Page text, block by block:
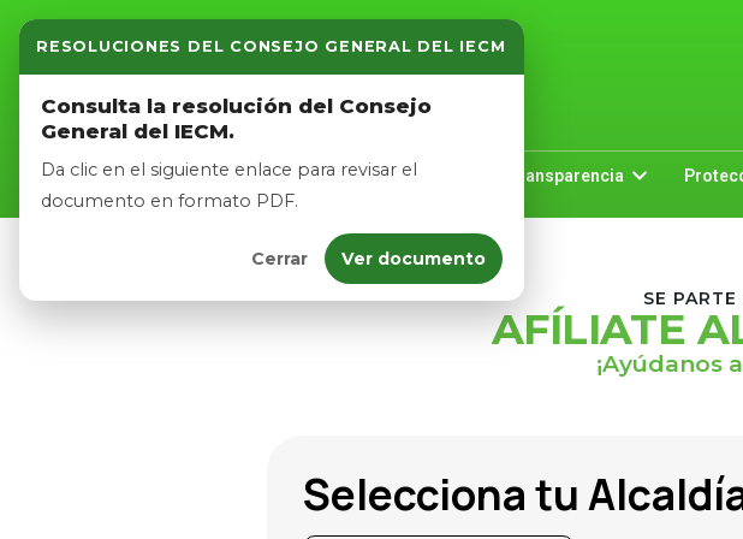
RESOLUCIONES DEL CONSEJO GENERAL DEL IECM
Consulta la resolución del Consejo
General del IECM.
Da clic en el siguiente enlace para revisar el
documento en formato PDF.
Cerrar Ver documento
Inicio Nosotros Logros Noticias Transparencia
Inicio
Nosotros
Afíliate
SE
AFÍLIATE
¡Ayúdanos
Selecciona tu